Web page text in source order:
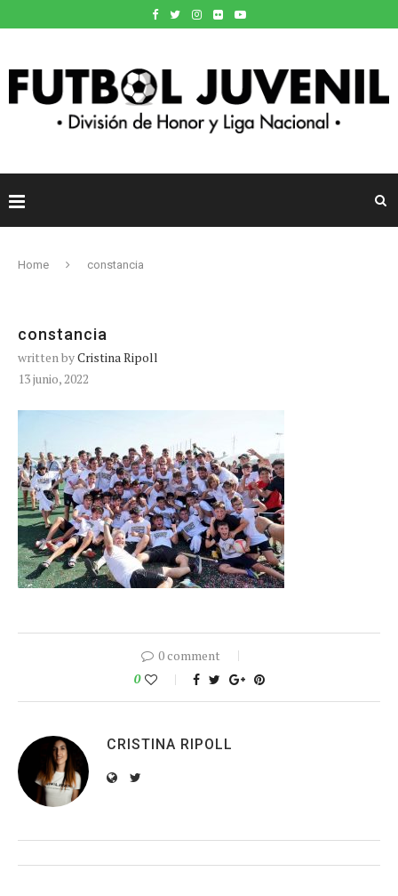
Home constancia
constancia
written byCristina Ripoll
13 junio, 2022
0 comment
0
CRISTINA RIPOLL